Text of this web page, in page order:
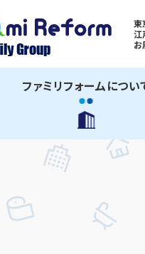
東
江
お
ファミリフォームについ